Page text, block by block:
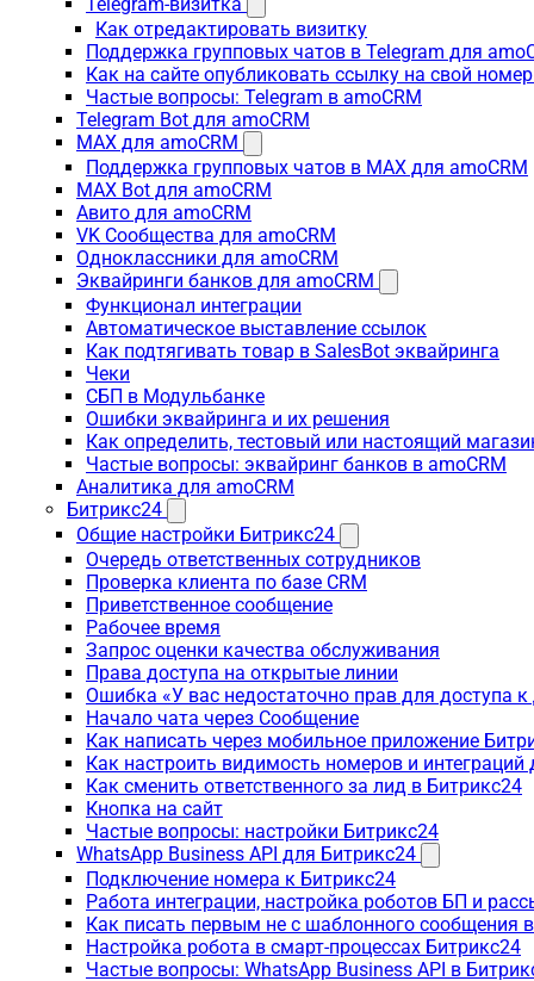
Как отредактировать визитку
Поддержка групповых чатов в Telegram для
Как на сайте опубликовать ссылку на свой
Частые вопросы: Telegram в amoCRM
Telegram Bot для amoCRM
MAX для amoCRM
Поддержка групповых чатов в MAX для amoCRM
MAX Bot для amoCRM
Авито для amoCRM
VK Сообщества для amoCRM
Одноклассники для amoCRM
Эквайринги банков для amoCRM
Функционал интеграции
Автоматическое выставление ссылок
Как подтягивать товар в SalesBot эквайринга
Чеки
СБП в Модульбанке
Ошибки эквайринга и их решения
Как определить, тестовый или настоящий
Частые вопросы: эквайринг банков в amoCRM
Аналитика для amoCRM
Битрикс24
Общие настройки Битрикс24
Очередь ответственных сотрудников
Проверка клиента по базе CRM
Приветственное сообщение
Рабочее время
Запрос оценки качества обслуживания
Права доступа на открытые линии
Ошибка «У вас недостаточно прав для доступа
Начало чата через Сообщение
Как написать через мобильное приложение
Как настроить видимость номеров и
Как сменить ответственного за лид в Битрикс24
Кнопка на сайт
Частые вопросы: настройки Битрикс24
WhatsApp Business API для Битрикс24
Подключение номера к Битрикс24
Работа интеграции, настройка роботов БП и
Как писать первым не с шаблонного сообщения
Настройка робота в смарт-процессах Битрикс24
Частые вопросы: WhatsApp Business API в